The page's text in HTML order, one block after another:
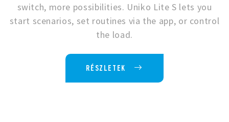
switch, more possibilities. Uniko Lite S lets you
start scenarios, set routines via the app, or control
the load.
RÉSZLETEK